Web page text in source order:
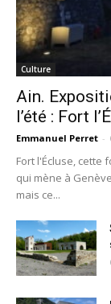
Culture
Ain.
l’été : Fort
Emmanuel Perret -
Fort l'Écluse,
qui mène à
mais ce...